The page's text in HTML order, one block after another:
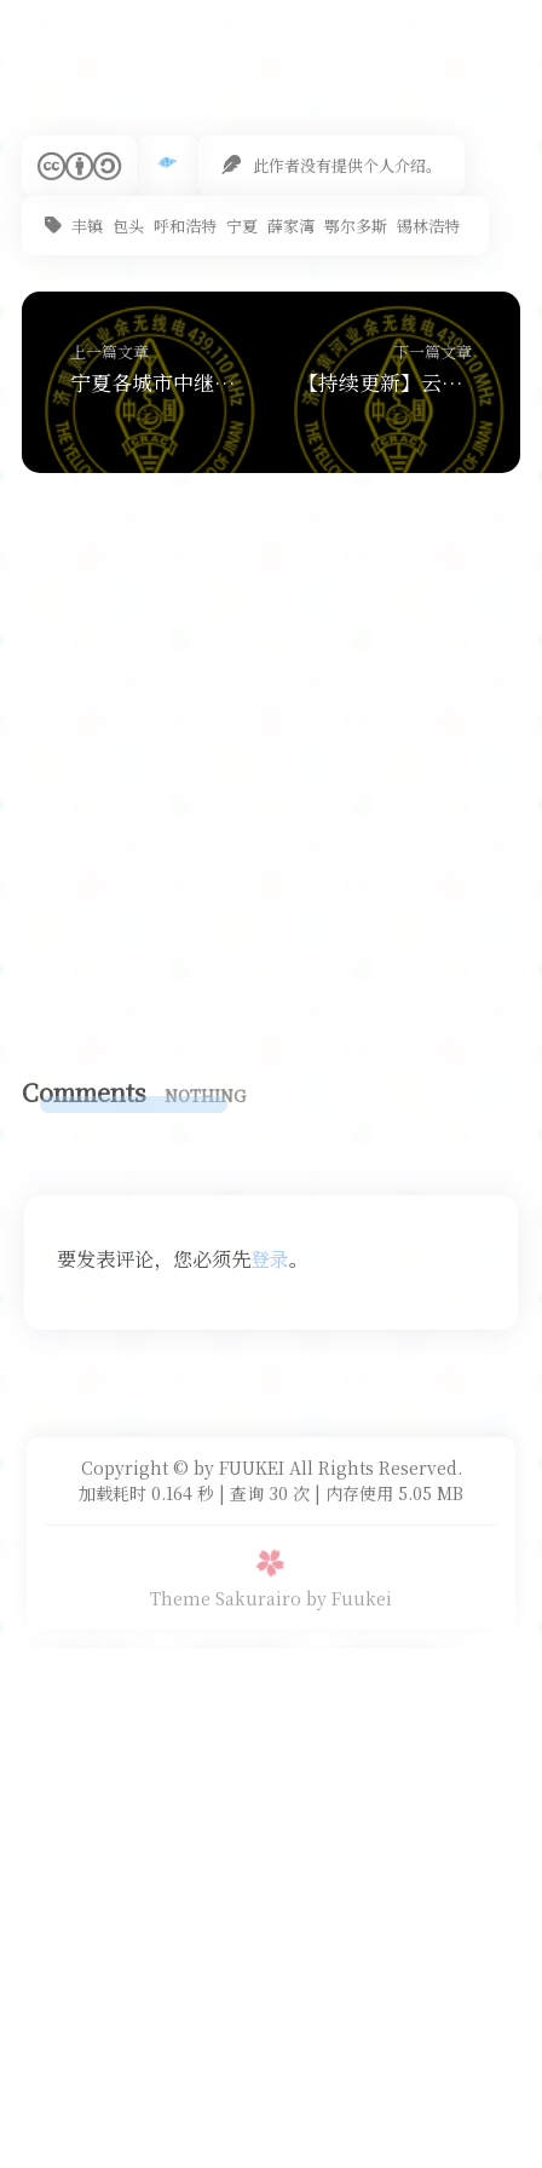
此作者没有提供个人介绍。
丰镇 包头 呼和浩特 宁夏 薛家湾 鄂尔多斯 锡林浩特
上一篇文章
宁夏各城市中继台频率列表（持续更新…）
下一篇文章
【持续更新】云南各城市中继台频率列表
Comments NOTHING
要发表评论，您必须先登录。
Copyright © by FUUKEI All Rights Reserved.
加载耗时 0.164 秒 | 查询 30 次 | 内存使用 5.05 MB
Theme Sakurairo by Fuukei